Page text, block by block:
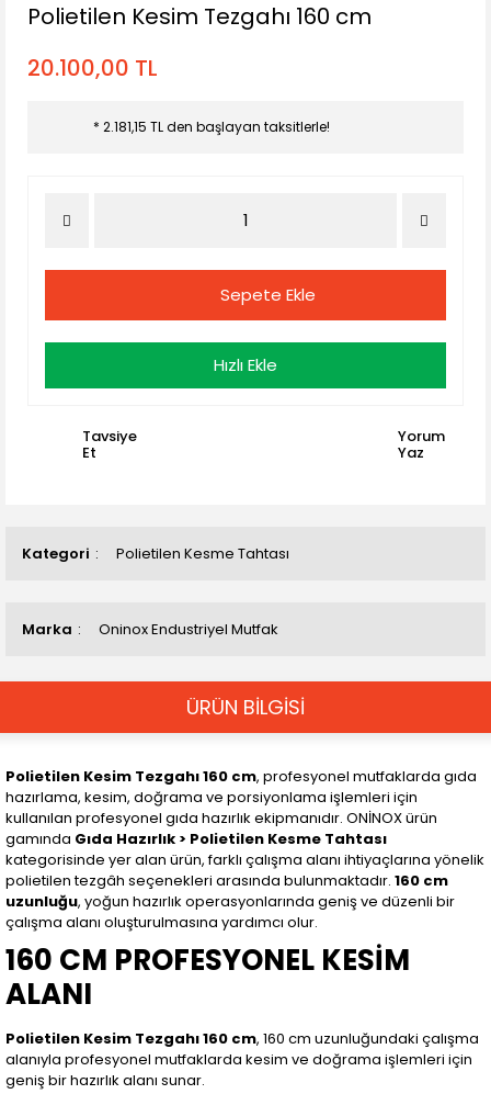
Kategori Polietilen Kesme Tahtası
Marka Oninox Endustriyel Mutfak
Polietilen Kesim Tezgahı 160 cm
20.100,00 TL
* 2.181,15 TL den başlayan taksitlerle!
Sepete Ekle
Hızlı Ekle
Tavsiye
Et
Yorum
Yaz
ÜRÜN BİLGİSİ
Polietilen Kesim Tezgahı 160 cm, profesyonel mutfaklarda gıda
hazırlama, kesim, doğrama ve porsiyonlama işlemleri için
kullanılan profesyonel gıda hazırlık ekipmanıdır. ONİNOX ürün
gamında Gıda Hazırlık > Polietilen Kesme Tahtası
kategorisinde yer alan ürün, farklı çalışma alanı ihtiyaçlarına yönelik
polietilen tezgâh seçenekleri arasında bulunmaktadır. 160 cm
uzunluğu, yoğun hazırlık operasyonlarında geniş ve düzenli bir
çalışma alanı oluşturulmasına yardımcı olur.
160 CM PROFESYONEL KESİM
ALANI
Polietilen Kesim Tezgahı 160 cm, 160 cm uzunluğundaki çalışma
alanıyla profesyonel mutfaklarda kesim ve doğrama işlemleri için
geniş bir hazırlık alanı sunar.